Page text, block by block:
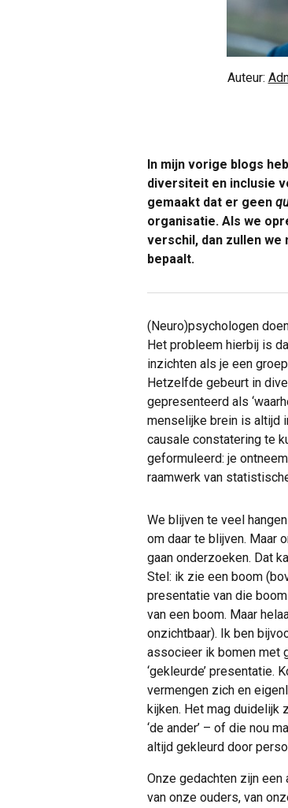
Auteur:
In mijn vorige blogs
diversiteit en inclusie
gemaakt dat er geen
organisatie. Als we
verschil, dan zullen
bepaalt.
(Neuro)psychologen
Het probleem hierbij is
inzichten als je een
Hetzelfde gebeurt in
gepresenteerd als
menselijke brein is altijd
causale constatering te
geformuleerd: je
raamwerk van
We blijven te veel
om daar te blijven. Maar
gaan onderzoeken. Dat
Stel: ik zie een boom
presentatie van die
van een boom. Maar
onzichtbaar). Ik ben
associeer ik bomen met
‘gekleurde’ presentatie.
vermengen zich en
kijken. Het mag duidelijk
‘de ander’ – of die nou
altijd gekleurd door
Onze gedachten zijn
van onze ouders, van